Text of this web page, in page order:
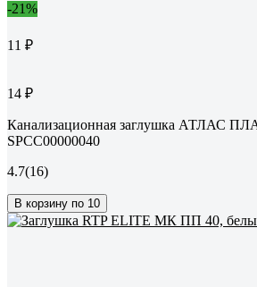
-21%
11 ₽
14 ₽
Канализационная заглушка АТЛАС
SPCC00000040
4.7(16)
В корзину по 10